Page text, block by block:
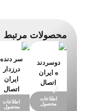
محصولات مرتبط
دوسردند
ه ایران
اتصال
اطلاعات
محصول
سر دنده
درزدار
ایران
اتصال
اطلاعات
محصول